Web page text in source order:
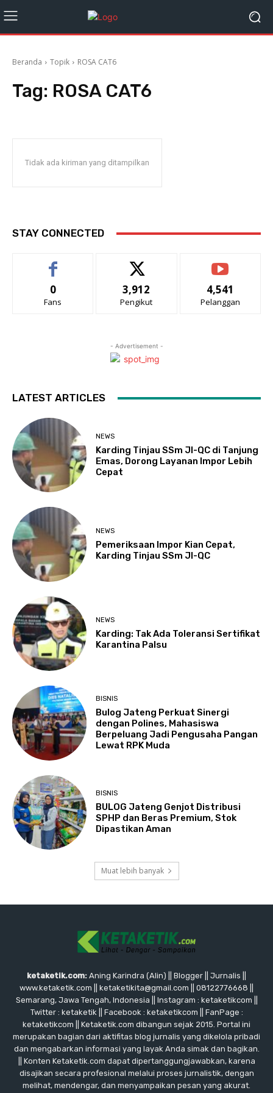
Beranda Topik ROSA CAT6
Tag: ROSA CAT6
Tidak ada kiriman yang ditampilkan
STAY CONNECTED
0
Fans
3,912
Pengikut
4,541
Pelanggan
- Advertisement -
LATEST ARTICLES
NEWS
Karding Tinjau SSm JI-QC di Tanjung
Emas, Dorong Layanan Impor Lebih
Cepat
NEWS
Pemeriksaan Impor Kian Cepat,
Karding Tinjau SSm JI-QC
NEWS
Karding: Tak Ada Toleransi Sertifikat
Karantina Palsu
BISNIS
Bulog Jateng Perkuat Sinergi
dengan Polines, Mahasiswa
Berpeluang Jadi Pengusaha Pangan
Lewat RPK Muda
BISNIS
BULOG Jateng Genjot Distribusi
SPHP dan Beras Premium, Stok
Dipastikan Aman
Muat lebih banyak
ketaketik.com: Aning Karindra (Alin) || Blogger || Jurnalis ||
www.ketaketik.com || ketaketikita@gmail.com || 08122776668 ||
Semarang, Jawa Tengah, Indonesia || Instagram : ketaketikcom ||
Twitter : ketaketik || Facebook : ketaketikcom || FanPage :
ketaketikcom || Ketaketik.com dibangun sejak 2015. Portal ini
merupakan bagian dari aktifitas blog jurnalis yang dikelola pribadi
dan mengabarkan informasi yang layak Anda simak dan bagikan.
|| Konten Ketaketik.com dapat dipertanggungjawabkan, karena
disajikan secara profesional melalui proses jurnalistik, dengan
melihat, mendengar, dan menyampaikan pesan yang akurat.